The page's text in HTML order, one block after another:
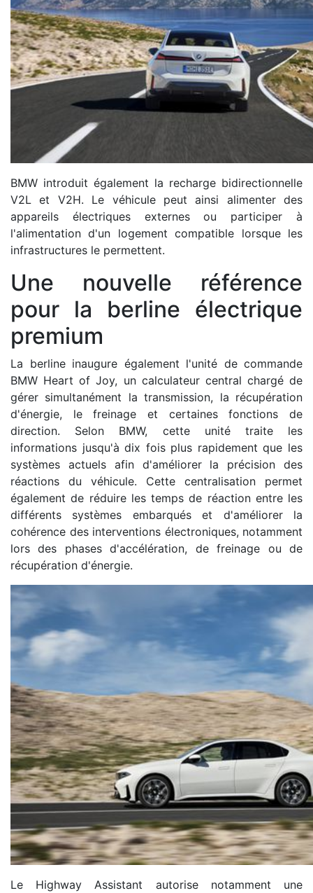
BMW introduit également la recharge bidirectionnelle
V2L et V2H. Le véhicule peut ainsi alimenter des
appareils électriques externes ou participer à
l'alimentation d'un logement compatible lorsque les
infrastructures le permettent.
Une nouvelle référence
pour la berline électrique
premium
La berline inaugure également l'unité de commande
BMW Heart of Joy, un calculateur central chargé de
gérer simultanément la transmission, la récupération
d'énergie, le freinage et certaines fonctions de
direction. Selon BMW, cette unité traite les
informations jusqu'à dix fois plus rapidement que les
systèmes actuels afin d'améliorer la précision des
réactions du véhicule. Cette centralisation permet
également de réduire les temps de réaction entre les
différents systèmes embarqués et d'améliorer la
cohérence des interventions électroniques, notamment
lors des phases d'accélération, de freinage ou de
récupération d'énergie.
Le Highway Assistant autorise notamment une